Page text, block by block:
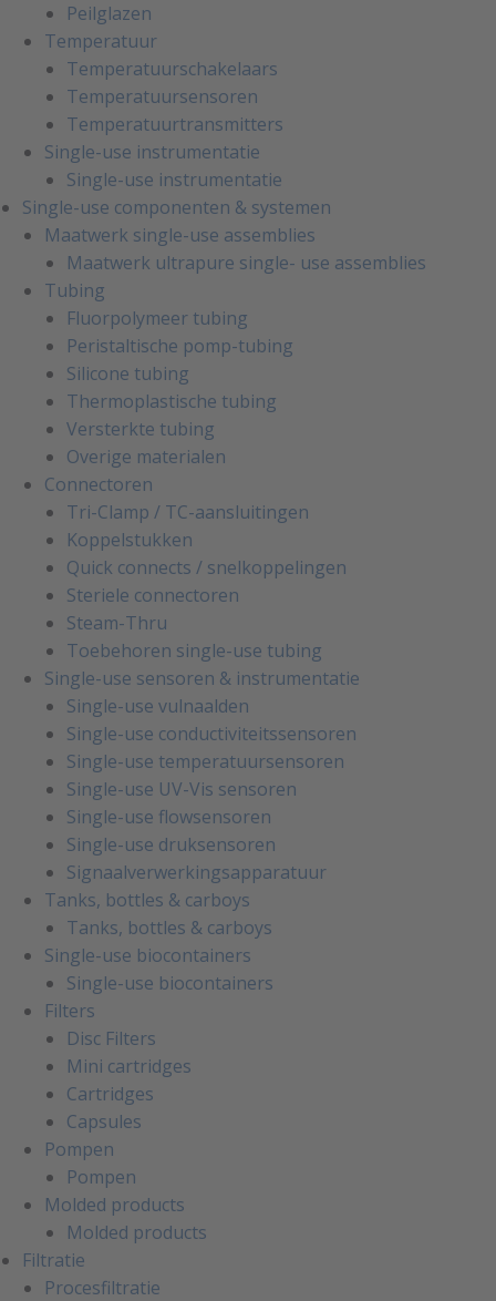
Peilglazen
Temperatuur
Temperatuurschakelaars
Temperatuursensoren
Temperatuurtransmitters
Single-use instrumentatie
Single-use instrumentatie
Single-use componenten & systemen
Maatwerk single-use assemblies
Maatwerk ultrapure single- use assemblies
Tubing
Fluorpolymeer tubing
Peristaltische pomp-tubing
Silicone tubing
Thermoplastische tubing
Versterkte tubing
Overige materialen
Connectoren
Tri-Clamp / TC-aansluitingen
Koppelstukken
Quick connects / snelkoppelingen
Steriele connectoren
Steam-Thru
Toebehoren single-use tubing
Single-use sensoren & instrumentatie
Single-use vulnaalden
Single-use conductiviteitssensoren
Single-use temperatuursensoren
Single-use UV-Vis sensoren
Single-use flowsensoren
Single-use druksensoren
Signaalverwerkingsapparatuur
Tanks, bottles & carboys
Tanks, bottles & carboys
Single-use biocontainers
Single-use biocontainers
Filters
Disc Filters
Mini cartridges
Cartridges
Capsules
Pompen
Pompen
Molded products
Molded products
Filtratie
Procesfiltratie